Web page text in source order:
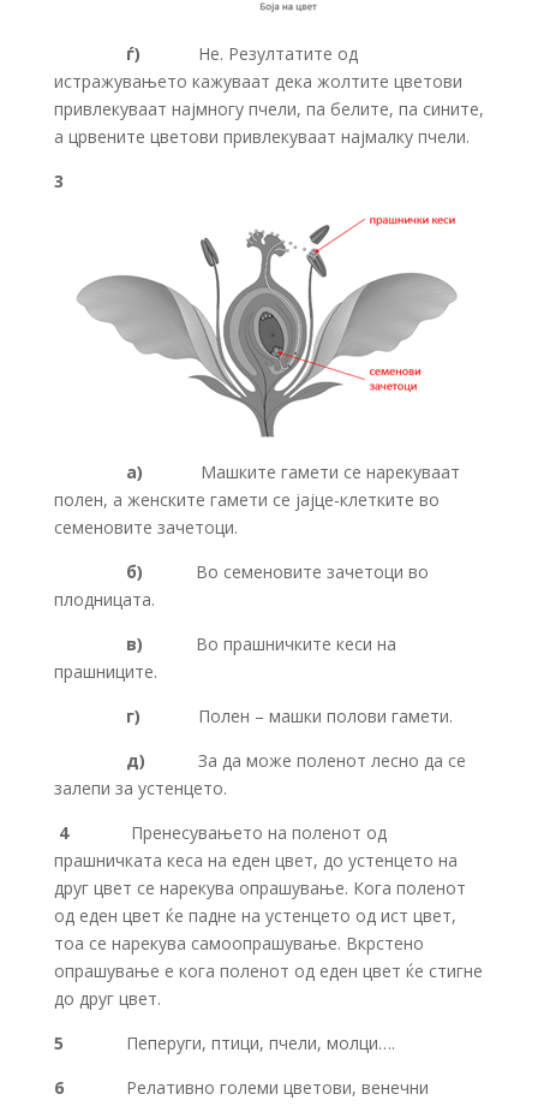
ѓ) Не. Резултатите од
истражувањето кажуваат дека жолтите цветови
привлекуваат најмногу пчели, па белите, па сините,
а црвените цветови привлекуваат најмалку пчели.
3
а) Машките гамети се нарекуваат
полен, а женските гамети се јајце-клетките во
семеновите зачетоци.
б) Во семеновите зачетоци во
плодницата.
в) Во прашничките кеси на
прашниците.
г) Полен – машки полови гамети.
д) За да може поленот лесно да се
залепи за устенцето.
4Пренесувањето на поленот од
прашничката кеса на еден цвет, до устенцето на
друг цвет се нарекува опрашување. Кога поленот
од еден цвет ќе падне на устенцето од ист цвет,
тоа се нарекува самоопрашување. Вкрстено
опрашување е кога поленот од еден цвет ќе стигне
до друг цвет.
5 Пеперуги, птици, пчели, молци….
6Релативно големи цветови, венечни